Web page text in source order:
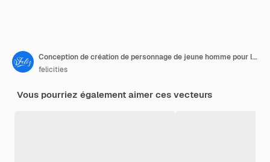
Conception de création de personnage de jeune homme pour la conception plate de dessin animé d'animation
felicities
Vous pourriez également aimer ces vecteurs